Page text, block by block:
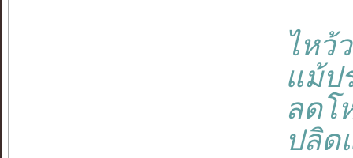
ไหว้
แม้ป
ลดโ
ปลิด